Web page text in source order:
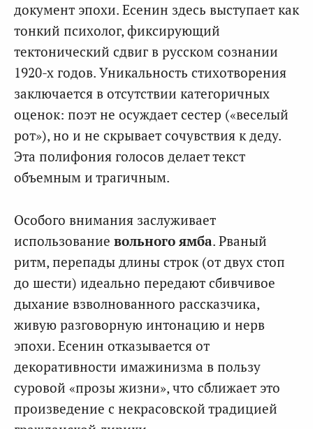
документ эпохи. Есенин здесь выступает как
тонкий психолог, фиксирующий
тектонический сдвиг в русском сознании
1920-х годов. Уникальность стихотворения
заключается в отсутствии категоричных
оценок: поэт не осуждает сестер («веселый
рот»), но и не скрывает сочувствия к деду.
Эта полифония голосов делает текст
объемным и трагичным.
Особого внимания заслуживает
использование вольного ямба. Рваный
ритм, перепады длины строк (от двух стоп
до шести) идеально передают сбивчивое
дыхание взволнованного рассказчика,
живую разговорную интонацию и нерв
эпохи. Есенин отказывается от
декоративности имажинизма в пользу
суровой «прозы жизни», что сближает это
произведение с некрасовской традицией